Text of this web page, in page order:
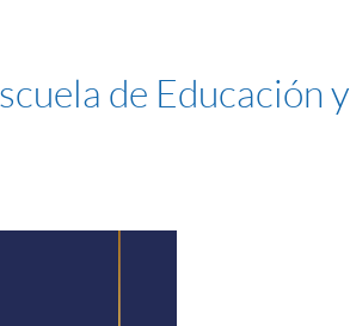
de Educación y